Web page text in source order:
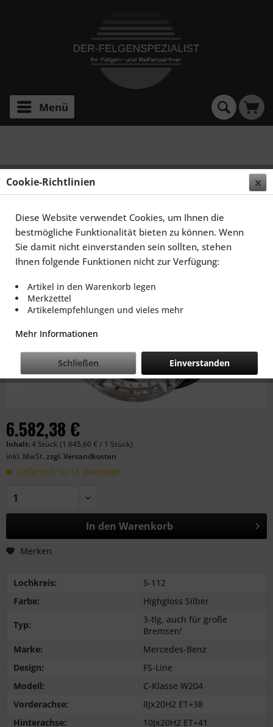
Menü
SCHMIDT FELGEN 20 ZOLL FS-LINE FÜR MERCEDES-
BENZ C-KLASSE W204, HIGHGLOSS SILBER
6.582,38 €
Inhalt:4 Stück (1.645,60 € / 1 Stück)
inkl. MwSt. zzgl. Versandkosten
Lieferzeit 10-15 Werktage
In den Warenkorb
Merken
Lochkreis:
5-112
Farbe:
Highgloss Silber
Typ:
3-tlg, auch für große
Bremsen!
Marke:
Mercedes-Benz
Design:
FS-Line
Modell:
C-Klasse W204
Vorderachse:
8Jx20H2 ET+38
Hinterachse:
10Jx20H2 ET+41
Cookie-Richtlinien
Diese Website verwendet Cookies, um Ihnen die
bestmögliche Funktionalität bieten zu können. Wenn
Sie damit nicht einverstanden sein sollten, stehen
Ihnen folgende Funktionen nicht zur Verfügung:
Artikel in den Warenkorb legen
Merkzettel
Artikelempfehlungen und vieles mehr
Mehr Informationen
Einverstanden
Schließen